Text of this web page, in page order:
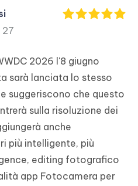
27
2026 l'8 giugno
sarà lanciata lo stesso
suggeriscono che questo
sulla risoluzione dei
anche
più intelligente, più
editing fotografico
app Fotocamera per